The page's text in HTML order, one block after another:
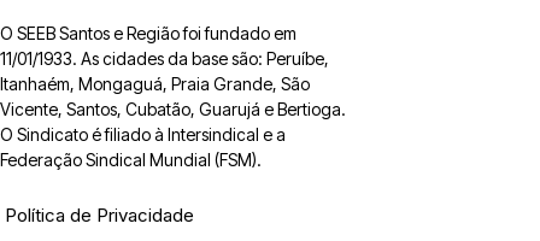
O SEEB Santos e Região foi fundado em
11/01/1933. As cidades da base são: Peruíbe,
Itanhaém, Mongaguá, Praia Grande, São
Vicente, Santos, Cubatão, Guarujá e Bertioga.
O Sindicato é filiado à Intersindical e a
Federação Sindical Mundial (FSM).
Política de Privacidade